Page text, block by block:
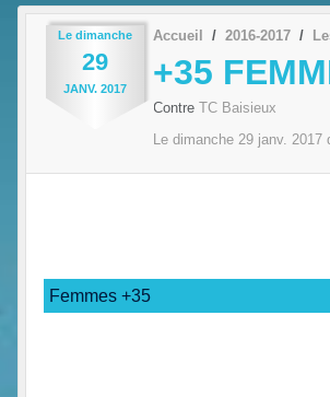
Le dimanche
29
JANV. 2017
Accueil 2016-2017
+35
Contre TC Baisieux
Le dimanche 29 janv. 2017
Femmes +35